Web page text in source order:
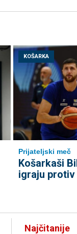
KOŠARKA
Prijateljski meč
Košarkaši
igraju
Najčitanije